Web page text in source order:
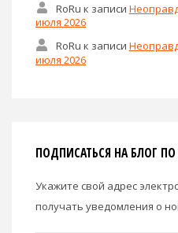
RoRu к записи
июля 2026
RoRu к записи
июля 2026
ПОДПИСАТЬСЯ НА БЛОГ
Укажите свой адрес
получать уведомления о